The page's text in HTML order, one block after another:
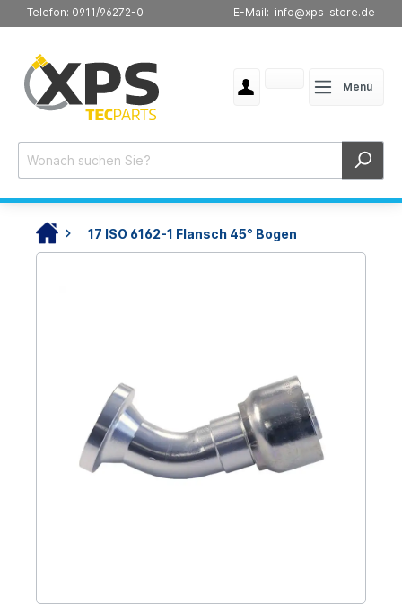
Telefon: 0911/96272-0 E-Mail: info@xps-store.de
Menü
17 ISO 6162-1 Flansch 45° Bogen